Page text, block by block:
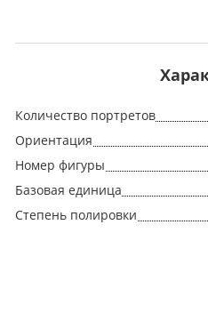
Количество портретов
Ориентация
Номер фигуры
Базовая единица
Степень полировки